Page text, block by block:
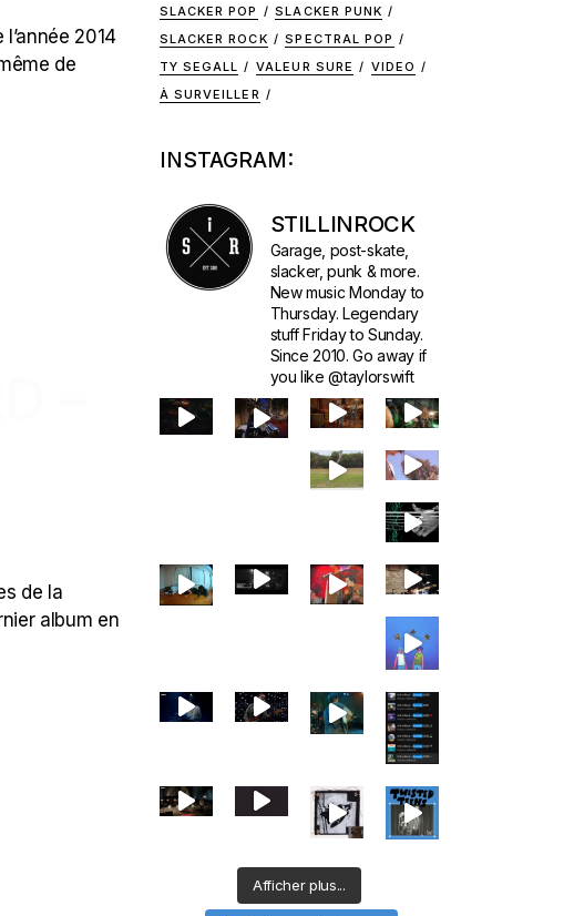
2014
de
de la
album en
SLACKER POP
SLACKER PUNK
SLACKER ROCK
SPECTRAL POP
TY SEGALL
VALEUR SURE
VIDEO
À SURVEILLER
INSTAGRAM:
STILLINROCK
Garage, post-skate,
slacker, punk & more.
New music Monday to
Thursday. Legendary
stuff Friday to Sunday.
Since 2010. Go away if
you like @taylorswift
Afficher plus...